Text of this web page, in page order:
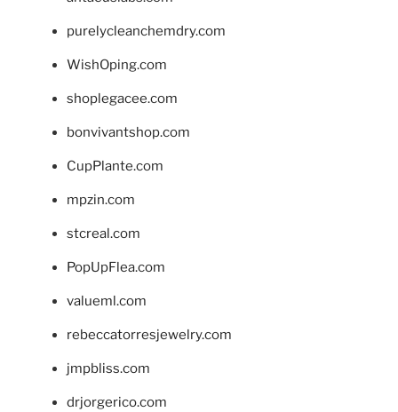
purelycleanchemdry.com
WishOping.com
shoplegacee.com
bonvivantshop.com
CupPlante.com
mpzin.com
stcreal.com
PopUpFlea.com
valueml.com
rebeccatorresjewelry.com
jmpbliss.com
drjorgerico.com